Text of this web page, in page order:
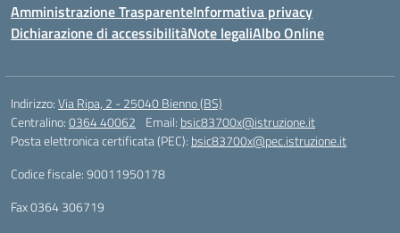
Amministrazione TrasparenteInformativa privacy
Dichiarazione di accessibilitàNote legaliAlbo Online
Indirizzo:Via Ripa, 2 - 25040 Bienno (BS)
Centralino:0364 40062 Email: bsic83700x@istruzione.it
Posta elettronica certificata (PEC): bsic83700x@pec.istruzione.it
Codice fiscale: 90011950178
Fax 0364 306719